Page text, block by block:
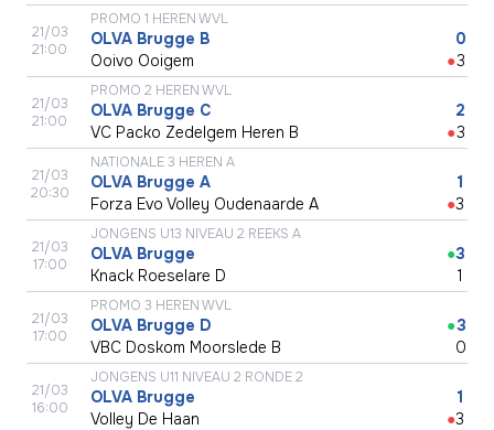
21/03
21:00
PROMO 1 HEREN WVL
OLVA Brugge B
Ooivo Ooigem
●
0
3
21/03
21:00
PROMO 2 HEREN WVL
OLVA Brugge C
VC Packo Zedelgem Heren B
●
2
3
21/03
20:30
NATIONALE 3 HEREN A
OLVA Brugge A
Forza Evo Volley Oudenaarde A
●
1
3
21/03
17:00
JONGENS U13 NIVEAU 2 REEKS A
OLVA Brugge
Knack Roeselare D
●3
1
21/03
17:00
PROMO 3 HEREN WVL
OLVA Brugge D
VBC Doskom Moorslede B
●3
0
21/03
16:00
JONGENS U11 NIVEAU 2 RONDE 2
OLVA Brugge
Volley De Haan
●
1
3